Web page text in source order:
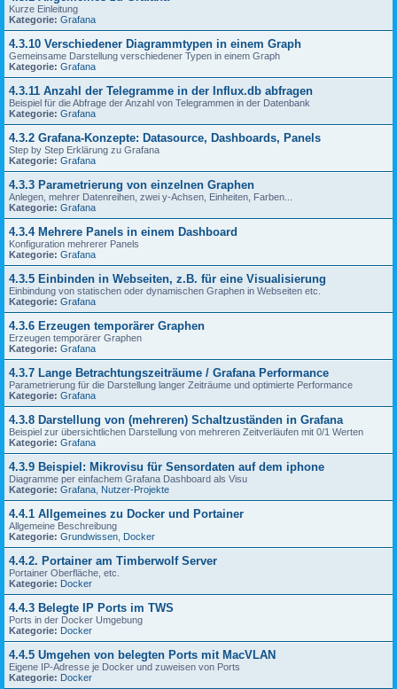
Kurze Einleitung
Kategorie: Grafana
4.3.10 Verschiedener Diagrammtypen in einem Graph
Gemeinsame Darstellung verschiedener Typen in einem Graph
Kategorie: Grafana
4.3.11 Anzahl der Telegramme in der Influx.db abfragen
Beispiel für die Abfrage der Anzahl von Telegrammen in der Datenbank
Kategorie: Grafana
4.3.2 Grafana-Konzepte: Datasource, Dashboards, Panels
Step by Step Erklärung zu Grafana
Kategorie: Grafana
4.3.3 Parametrierung von einzelnen Graphen
Anlegen, mehrer Datenreihen, zwei y-Achsen, Einheiten, Farben...
Kategorie: Grafana
4.3.4 Mehrere Panels in einem Dashboard
Konfiguration mehrerer Panels
Kategorie: Grafana
4.3.5 Einbinden in Webseiten, z.B. für eine Visualisierung
Einbindung von statischen oder dynamischen Graphen in Webseiten etc.
Kategorie: Grafana
4.3.6 Erzeugen temporärer Graphen
Erzeugen temporärer Graphen
Kategorie: Grafana
4.3.7 Lange Betrachtungszeiträume / Grafana Performance
Parametrierung für die Darstellung langer Zeiträume und optimierte Performance
Kategorie: Grafana
4.3.8 Darstellung von (mehreren) Schaltzuständen in Grafana
Beispiel zur übersichtlichen Darstellung von mehreren Zeitverläufen mit 0/1 Werten
Kategorie: Grafana
4.3.9 Beispiel: Mikrovisu für Sensordaten auf dem iphone
Diagramme per einfachem Grafana Dashboard als Visu
Kategorie: Grafana Nutzer-Projekte
4.4.1 Allgemeines zu Docker und Portainer
Allgemeine Beschreibung
Kategorie: Grundwissen Docker
4.4.2. Portainer am Timberwolf Server
Portainer Oberfläche, etc.
Kategorie: Docker
4.4.3 Belegte IP Ports im TWS
Ports in der Docker Umgebung
Kategorie: Docker
4.4.5 Umgehen von belegten Ports mit MacVLAN
Eigene IP-Adresse je Docker und zuweisen von Ports
Kategorie: Docker